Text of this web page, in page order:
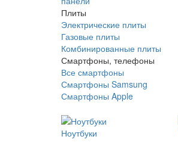
Плиты
Электрические плиты
Газовые плиты
Комбинированные плиты
Смартфоны, телефоны
Все смартфоны
Смартфоны Samsung
Смартфоны Apple
Ноутбуки